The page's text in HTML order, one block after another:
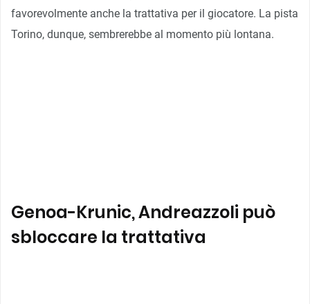
favorevolmente anche la trattativa per il giocatore. La pista
Torino, dunque, sembrerebbe al momento più lontana.
Genoa-Krunic, Andreazzoli può
sbloccare la trattativa